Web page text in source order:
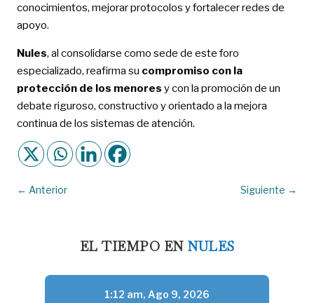
conocimientos, mejorar protocolos y fortalecer redes de
apoyo.
Nules, al consolidarse como sede de este foro
especializado, reafirma su compromiso con la
protección de los menores y con la promoción de un
debate riguroso, constructivo y orientado a la mejora
continua de los sistemas de atención.
← Anterior Siguiente →
EL TIEMPO EN NULES
1:12 am, Ago 9, 2026